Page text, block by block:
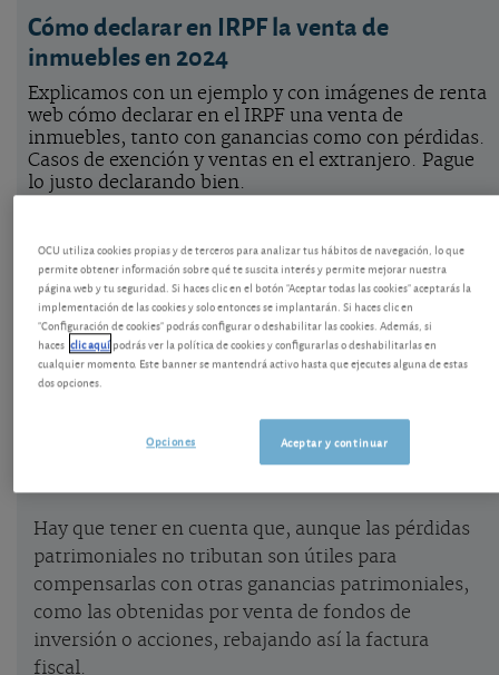
Cómo declarar en IRPF la venta de
inmuebles en 2024
Explicamos con un ejemplo y con imágenes de renta
web cómo declarar en el IRPF una venta de
inmuebles, tanto con ganancias como con pérdidas.
Casos de exención y ventas en el extranjero. Pague
lo justo declarando bien.
Vendí un inmueble, ¿cómo declararlo en el
IRPF?
En 2024 hubo 1,5 millones de ventas de inmuebles
en España y 195.000 fueron donados.
en la declaración de Renta, tanto si ha obtenido
una ganancia como una pérdida.
Hay que tener en cuenta que, aunque las pérdidas
patrimoniales no tributan son útiles para
compensarlas con otras ganancias patrimoniales,
como las obtenidas por venta de fondos de
inversión o acciones, rebajando así la factura
fiscal.
OCU utiliza cookies propias y de terceros para analizar tus hábitos de navegación, lo que
permite obtener información sobre qué te suscita interés y permite mejorar nuestra
página web y tu seguridad. Si haces clic en el botón "Aceptar todas las cookies" aceptarás la
implementación de las cookies y solo entonces se implantarán. Si haces clic en
"Configuración de cookies" podrás configurar o deshabilitar las cookies. Además, si
haces clic aquípodrás ver la política de cookies y configurarlas o deshabilitarlas en
cualquier momento. Este banner se mantendrá activo hasta que ejecutes alguna de estas
dos opciones.
Aceptar y continuar
Opciones